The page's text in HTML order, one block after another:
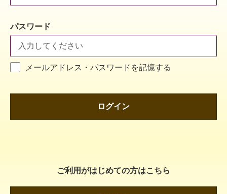
パスワード
メールアドレス・パスワードを記憶する
ログイン
ご利用がはじめての方はこちら